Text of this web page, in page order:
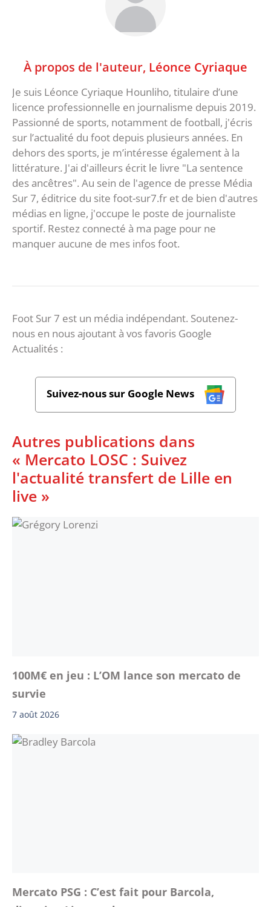
À propos de l'auteur, Léonce Cyriaque
Je suis Léonce Cyriaque Hounliho, titulaire d’une
licence professionnelle en journalisme depuis 2019.
Passionné de sports, notamment de football, j'écris
sur l’actualité du foot depuis plusieurs années. En
dehors des sports, je m’intéresse également à la
littérature. J'ai d'ailleurs écrit le livre "La sentence
des ancêtres". Au sein de l'agence de presse Média
Sur 7, éditrice du site foot-sur7.fr et de bien d'autres
médias en ligne, j'occupe le poste de journaliste
sportif. Restez connecté à ma page pour ne
manquer aucune de mes infos foot.
Foot Sur 7 est un média indépendant. Soutenez-
nous en nous ajoutant à vos favoris Google
Actualités :
Suivez-nous sur Google News
Autres publications dans
« Mercato LOSC : Suivez
l'actualité transfert de Lille en
live »
100M€ en jeu : L’OM lance son mercato de
survie
7 août 2026
Mercato PSG : C’est fait pour Barcola,